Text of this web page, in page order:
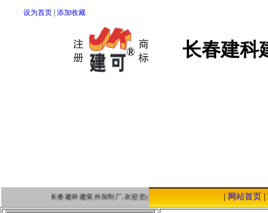
设为首页 添加收藏
长春建科建筑外加剂厂,欢迎您点击本站，我们将以优质的服务，低廉
网站首页|
长春建科